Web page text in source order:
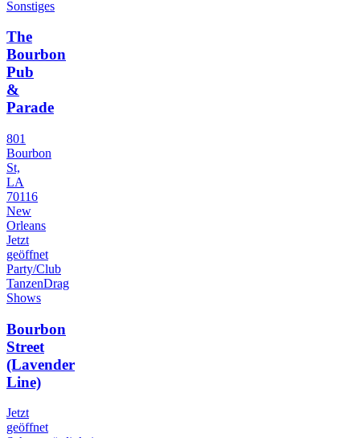
Sonstiges
The
Bourbon
Pub
&
Parade
801
Bourbon
St,
LA
70116
New
Orleans
Jetzt
geöffnet
Party/Club
TanzenDrag
Shows
Bourbon
Street
(Lavender
Line)
Jetzt
geöffnet